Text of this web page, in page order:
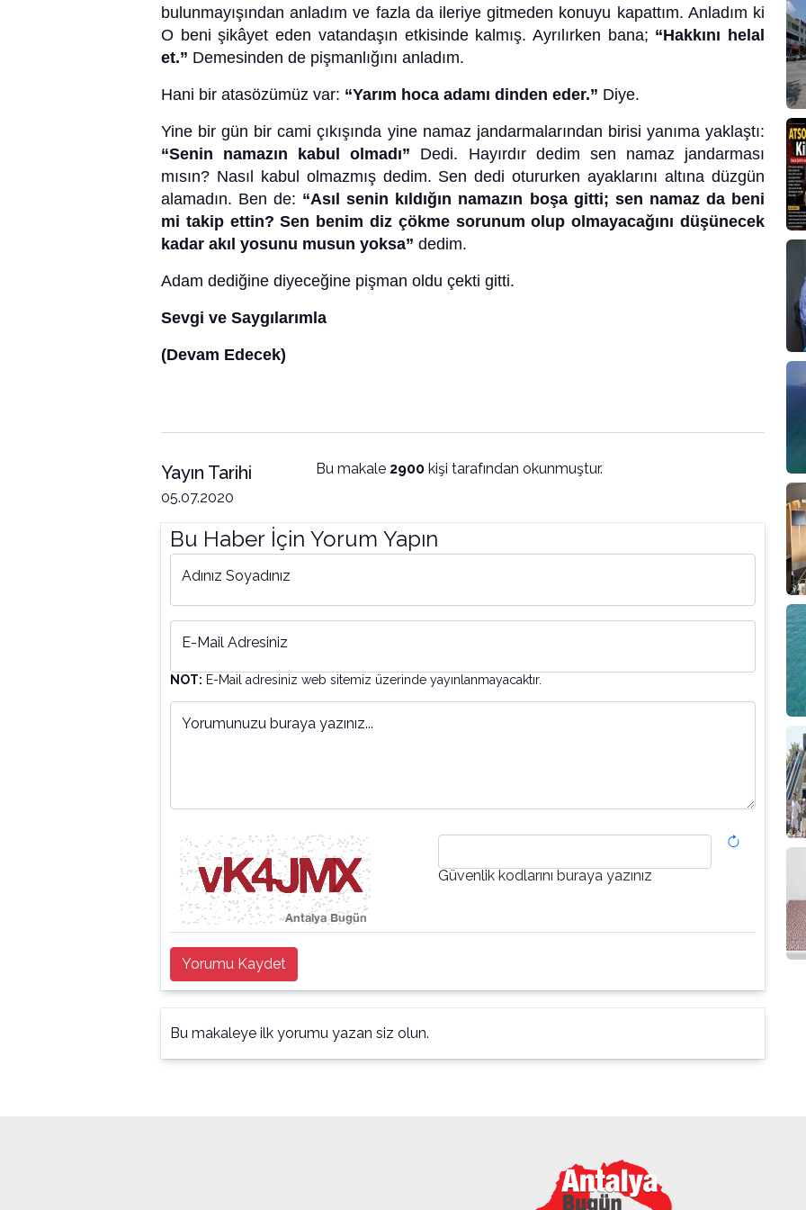
bulunmayışından anladım ve fazla da ileriye gitmeden konuyu kapattım. Anladım ki
O beni şikâyet eden vatandaşın etkisinde kalmış. Ayrılırken bana; “Hakkını helal
et.” Demesinden de pişmanlığını anladım.
Hani bir atasözümüz var: “Yarım hoca adamı dinden eder.” Diye.
Yine bir gün bir cami çıkışında yine namaz jandarmalarından birisi yanıma yaklaştı:
“Senin namazın kabul olmadı” Dedi. Hayırdır dedim sen namaz jandarması
mısın? Nasıl kabul olmazmış dedim. Sen dedi otururken ayaklarını altına düzgün
alamadın. Ben de: “Asıl senin kıldığın namazın boşa gitti; sen namaz da beni
mi takip ettin? Sen benim diz çökme sorunum olup olmayacağını düşünecek
kadar akıl yosunu musun yoksa” dedim.
Adam dediğine diyeceğine pişman oldu çekti gitti.
Sevgi ve Saygılarımla
(Devam Edecek)
Yayın Tarihi
05.07.2020
Bu makale 2900kişi tarafından okunmuştur.
Bu Haber İçin Yorum Yapın
Adınız Soyadınız
E-Mail Adresiniz
NOT: E-Mail adresiniz web sitemiz üzerinde yayınlanmayacaktır.
Yorumunuzu buraya yazınız...
Güvenlik kodlarını buraya yazınız
Yorumu Kaydet
Bu makaleye ilk yorumu yazan siz olun.